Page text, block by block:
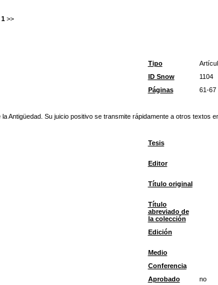
1 >>
Tipo
ID Snow
1104
Páginas
61-67
Antigüedad. Su juicio positivo se transmite rápidamente a otros textos
Tesis
Editor
Título original
Título
abreviado de
la colección
Edición
Medio
Conferencia
Aprobado
no